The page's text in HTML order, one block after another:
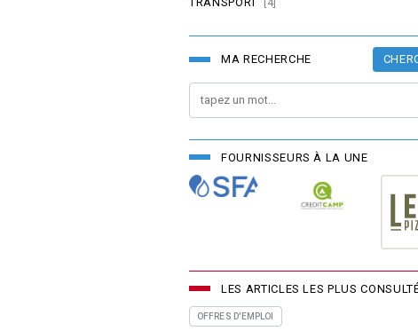
MA RECHERCHE
FOURNISSEURS À LA UNE
LES ARTICLES LES PLUS
OFFRES D'EMPLOI